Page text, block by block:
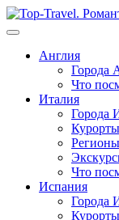
Перейти
к
Англия
Города
Что
Италия
Города
Что
Испания
Города